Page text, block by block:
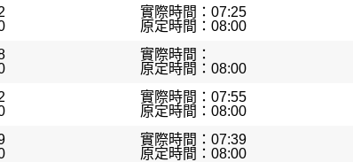
實際時間：07:25
原定時間：08:00
實際時間：
原定時間：08:00
實際時間：07:55
原定時間：08:00
實際時間：07:39
原定時間：08:00